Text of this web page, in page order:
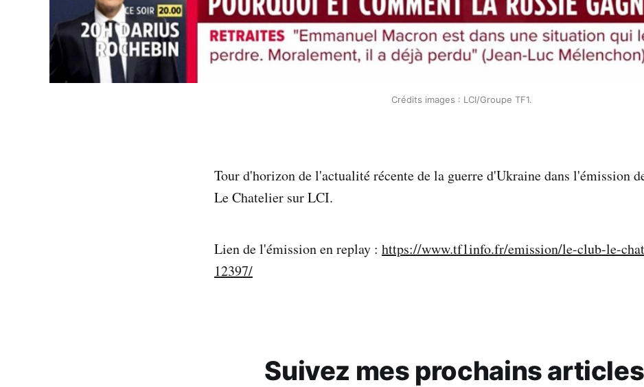
Crédits images : LCI/Groupe TF1.
Tour d'horizon de l'actualité récente de la guerre d'Ukraine dans l'émission
Le Chatelier sur LCI.
Lien de l'émission en replay : https://www.tf1info.fr/emission/le-club-le-
12397/
Suivez mes prochains